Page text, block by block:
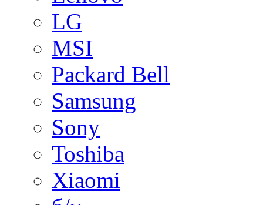
LG
MSI
Packard Bell
Samsung
Sony
Toshiba
Xiaomi